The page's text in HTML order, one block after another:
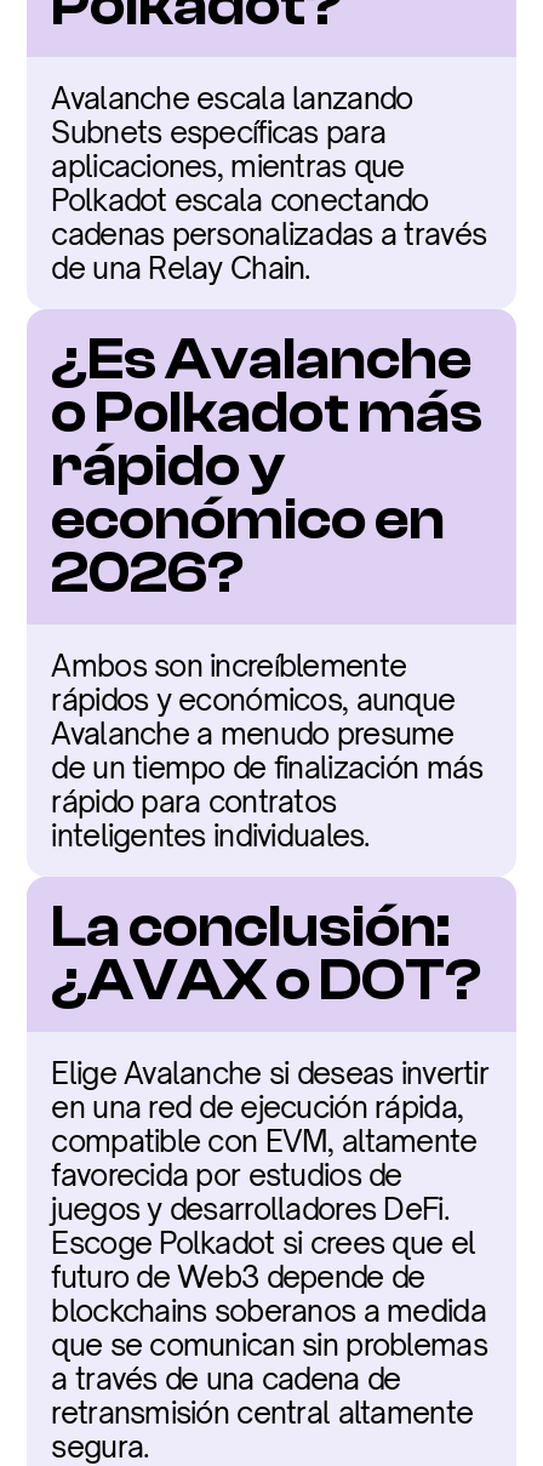
Avalanche escala lanzando
Subnets específicas para
aplicaciones, mientras que
Polkadot escala conectando
cadenas personalizadas a través
de una Relay Chain.
¿Es Avalanche
o Polkadot más
rápido y
económico en
2026?
Ambos son increíblemente
rápidos y económicos, aunque
Avalanche a menudo presume
de un tiempo de finalización más
rápido para contratos
inteligentes individuales.
La conclusión:
¿AVAX o DOT?
Elige Avalanche si deseas invertir
en una red de ejecución rápida,
compatible con EVM, altamente
favorecida por estudios de
juegos y desarrolladores DeFi.
Escoge Polkadot si crees que el
futuro de Web3 depende de
blockchains soberanos a medida
que se comunican sin problemas
a través de una cadena de
retransmisión central altamente
segura.